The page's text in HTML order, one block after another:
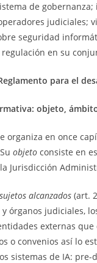
de
judiciales;
seguridad
en su
para el
objeto,
organiza en once
objeto consiste en
Jurisdicción
sujetos alcanzados (art.
órganos judiciales,
externas
o convenios así lo
sistemas de IA: pre-